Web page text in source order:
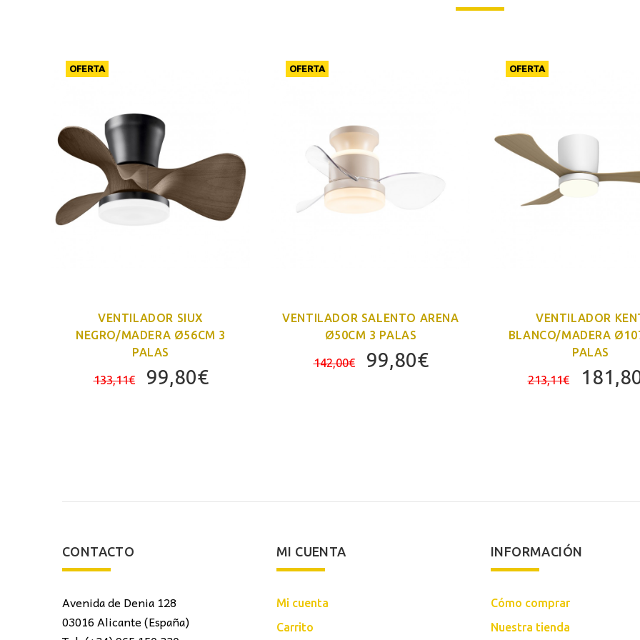
OFERTA
VENTILADOR SIUX
NEGRO/MADERA Ø56CM 3
PALAS
133,11€
El
99,80€El
OFERTA
VENTILADOR SALENTO ARENA
Ø50CM 3 PALAS
142,00€
El
99,80€El
OFERTA
VENTILADOR
BLANCO/MADERA
PALAS
213,11€
El
CONTACTO
Avenida de Denia 128
03016 Alicante (España)
MI CUENTA
Mi cuenta
Carrito
INFORMACIÓN
Cómo comprar
Nuestra tienda